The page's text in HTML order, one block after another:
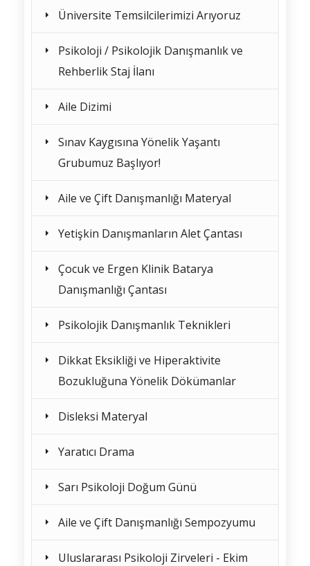
Üniversite Temsilcilerimizi Arıyoruz
Psikoloji / Psikolojik Danışmanlık ve
Rehberlik Staj İlanı
Aile Dizimi
Sınav Kaygısına Yönelik Yaşantı
Grubumuz Başlıyor!
Aile ve Çift Danışmanlığı Materyal
Yetişkin Danışmanların Alet Çantası
Çocuk ve Ergen Klinik Batarya
Danışmanlığı Çantası
Psikolojik Danışmanlık Teknikleri
Dikkat Eksikliği ve Hiperaktivite
Bozukluğuna Yönelik Dökümanlar
Disleksi Materyal
Yaratıcı Drama
Sarı Psikoloji Doğum Günü
Aile ve Çift Danışmanlığı Sempozyumu
Uluslararası Psikoloji Zirveleri - Ekim